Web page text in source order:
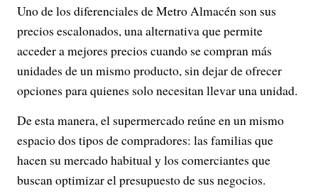
Uno de los diferenciales de Metro Almacén son sus
precios escalonados, una alternativa que permite
acceder a mejores precios cuando se compran más
unidades de un mismo producto, sin dejar de ofrecer
opciones para quienes solo necesitan llevar una unidad.
De esta manera, el supermercado reúne en un mismo
espacio dos tipos de compradores: las familias que
hacen su mercado habitual y los comerciantes que
buscan optimizar el presupuesto de sus negocios.